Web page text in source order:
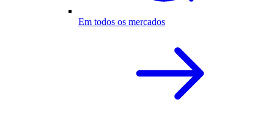
Em todos os mercados